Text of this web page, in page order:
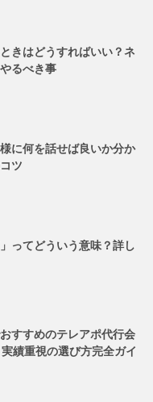
きはどうすればいい？ネ
るべき事
に何を話せば良いか分か
ツ
ってどういう意味？詳し
すすめのテレアポ代行会
績重視の選び方完全ガイ